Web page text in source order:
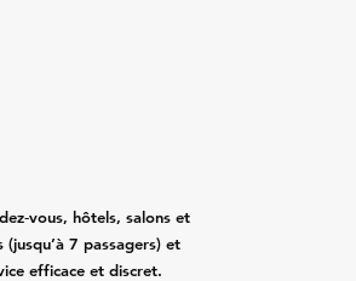
hôtels, salons et
7 passagers) et
efficace et discret.